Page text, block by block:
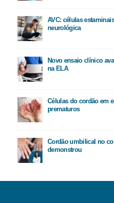
AVC: células
neurológica
Novo ensaio clínico
na ELA
Células do cordão em
prematuros
Cordão umbilical no
demonstrou